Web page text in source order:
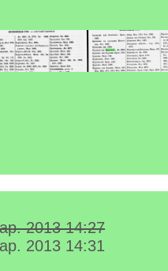
2013 14:27
2013 14:31